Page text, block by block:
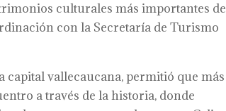
culturales más importantes de
con la Secretaría de Turismo
capital vallecaucana, permitió que más
a través de la historia, donde